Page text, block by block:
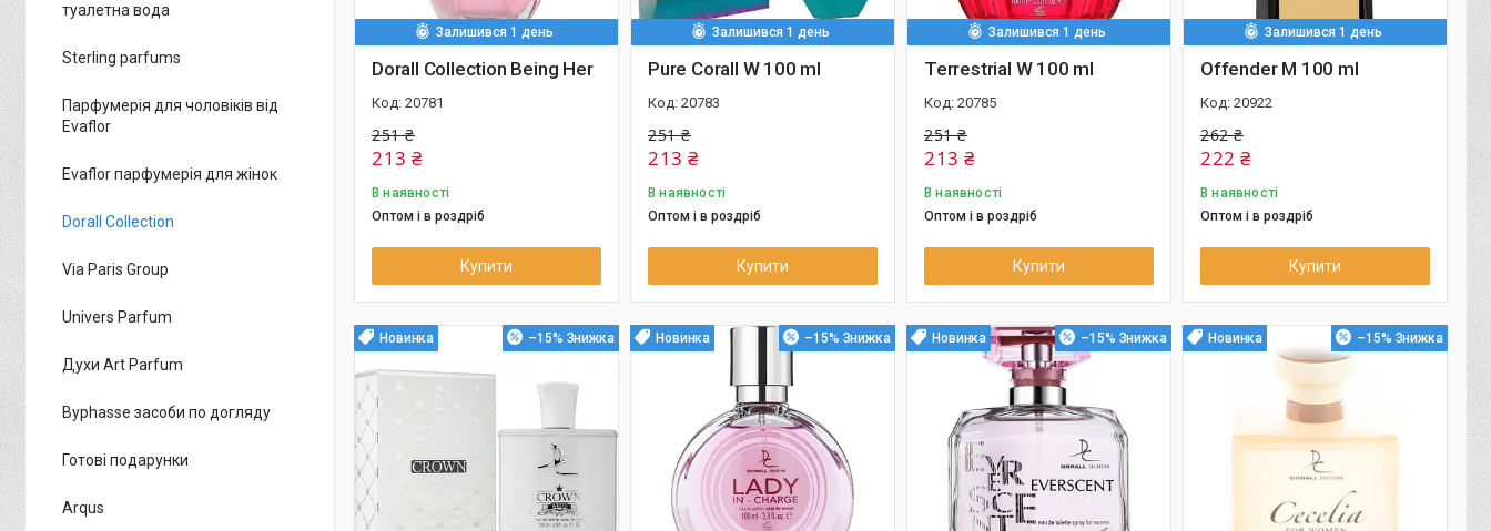
Залишився 1 день
Dorall Collection Being Her
20781
251 ₴
213 ₴
В наявності
Оптом і в роздріб
Купити
Залишився 1 день
Pure Corall W 100 ml
20783
251 ₴
213 ₴
В наявності
Оптом і в роздріб
Купити
Залишився 1 день
Terrestrial W 100 ml
20785
251 ₴
213 ₴
В наявності
Оптом і в роздріб
Купити
Залишився 1 день
Offender M 100 ml
20922
262 ₴
222 ₴
В наявності
Оптом і в роздріб
Купити
Новинка –15% Новинка –15% Новинка –15% Новинка –15%
туалетна вода
Sterling parfums
Парфумерія для чоловіків від
Evaflor
Evaflor парфумерія для жінок
Dorall Collection
Via Paris Group
Univers Parfum
Духи Art Parfum
Byphasse засоби по догляду
Готові подарунки
Arqus